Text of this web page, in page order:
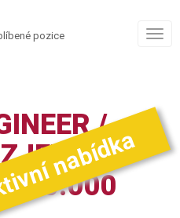
pozice
/
- 65.000
nabídka